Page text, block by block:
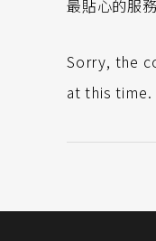
最貼心的服
Sorry, the
at this time.